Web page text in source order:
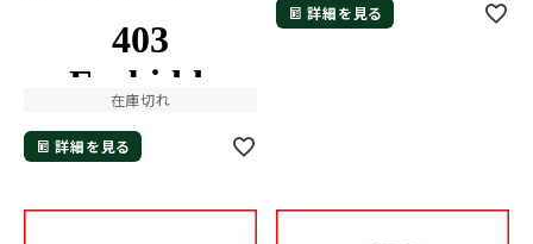
在庫切れ
詳細を見る
詳細を見る